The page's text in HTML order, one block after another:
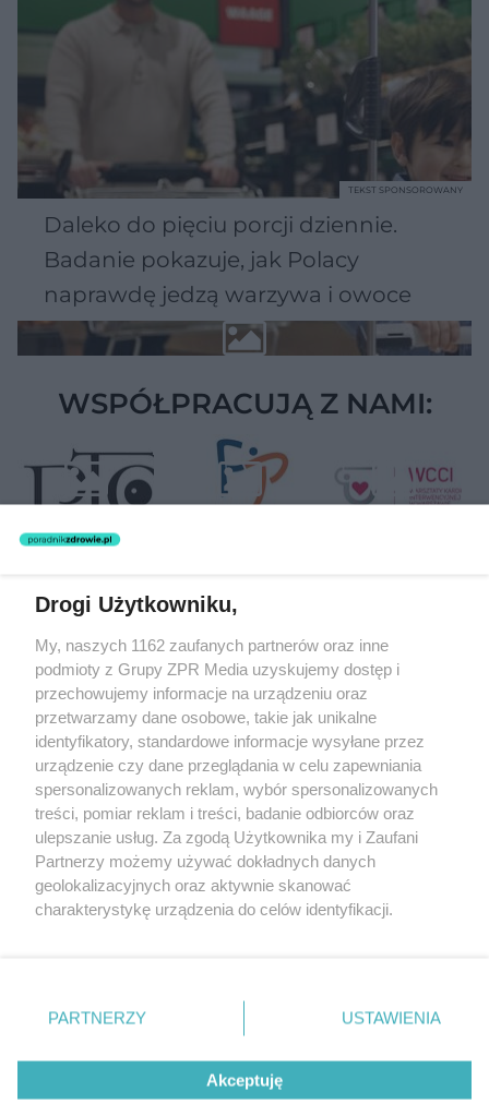
Daleko do pięciu porcji dziennie.
Badanie pokazuje, jak Polacy
naprawdę jedzą warzywa i owoce
TEKST SPONSOROWANY
WSPÓŁPRACUJĄ Z NAMI:
Żaden utwór zamieszczony w serwisie nie może być powielany i
rozpowszechniany lub dalej rozpowszechniany w jakikolwiek sposób
(w tym także elektroniczny lub mechaniczny) na jakimkolwiek polu
eksploatacji w jakiejkolwiek formie, włącznie z umieszczaniem w
Internecie bez pisemnej zgody właściciela praw. Jakiekolwiek użycie
lub wykorzystanie utworów w całości lub w części z naruszeniem
prawa, tzn. bez właściwej zgody, jest zabronione pod groźbą kary i
może być ścigane prawnie.
O nas
Nasze serwisy
Drogi Użytkowniku,
My, naszych 1162 zaufanych partnerów oraz inne
podmioty z Grupy ZPR Media uzyskujemy dostęp i
przechowujemy informacje na urządzeniu oraz
przetwarzamy dane osobowe, takie jak unikalne
identyfikatory, standardowe informacje wysyłane przez
urządzenie czy dane przeglądania w celu zapewniania
spersonalizowanych reklam, wybór spersonalizowanych
treści, pomiar reklam i treści, badanie odbiorców oraz
ulepszanie usług. Za zgodą Użytkownika my i Zaufani
Partnerzy możemy używać dokładnych danych
geolokalizacyjnych oraz aktywnie skanować
charakterystykę urządzenia do celów identyfikacji.
zmienić/wycofać klikając przycisk ustawień prywatności
znajdujący się w lewym dolnym rogu strony
rodzaje przetwarzania danych nie wymagają zgody
użytkownika, ale masz prawo sprzeciwić się takiemu
przetwarzaniu. Preferencje będą miały zastosowanie tylko
PARTNERZY USTAWIENIA
Akceptuję